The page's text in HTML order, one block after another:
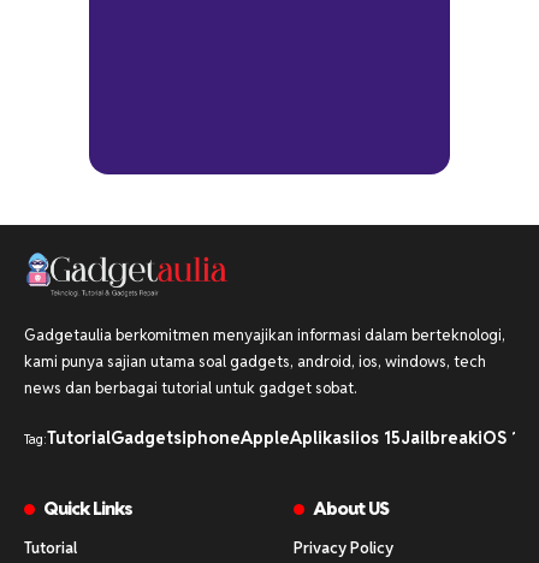
Gadgetaulia berkomitmen menyajikan informasi dalam berteknologi,
kami punya sajian utama soal gadgets, android, ios, windows, tech
news dan berbagai tutorial untuk gadget sobat.
Tag:TutorialGadgetsiphoneAppleAplikasiios 15JailbreakiOS 16
Quick Links
Tutorial
About US
Privacy Policy